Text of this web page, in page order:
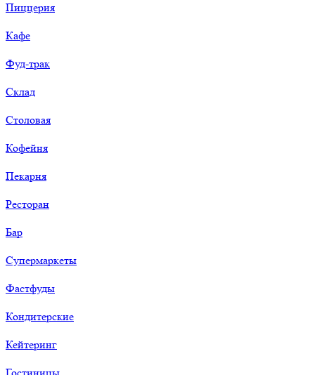
Пиццерия
Кафе
Фуд-трак
Склад
Столовая
Кофейня
Пекарня
Ресторан
Бар
Супермаркеты
Фастфуды
Кондитерские
Кейтеринг